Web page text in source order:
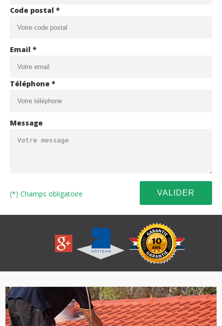
Code postal *
Email *
Téléphone *
Message
(*) Champs obligatoire